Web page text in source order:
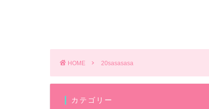
HOME 20sasasasa
カテゴリー